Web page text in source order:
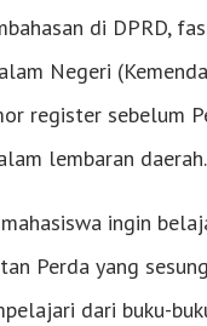
di DPRD,
Negeri
register sebelum
lembaran daerah.
ingin
Perda yang
dari buku-